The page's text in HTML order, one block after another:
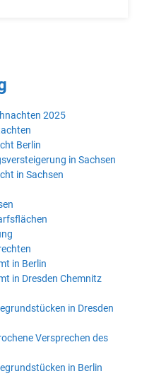
2025
Berlin
in Sachsen
in Sachsen
in Berlin
in Dresden Chemnitz
in Dresden
Versprechen des
in Berlin